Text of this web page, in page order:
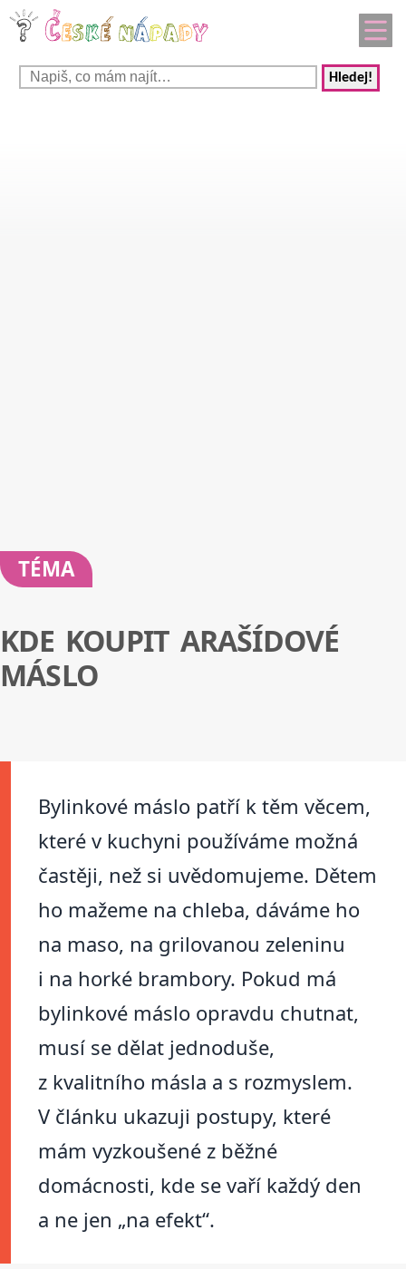
Hledej!
TÉMA
KDE KOUPIT ARAŠÍDOVÉ
MÁSLO
Bylinkové máslo patří k těm věcem,
které v kuchyni používáme možná
častěji, než si uvědomujeme. Dětem
ho mažeme na chleba, dáváme ho
na maso, na grilovanou zeleninu
i na horké brambory. Pokud má
bylinkové máslo opravdu chutnat,
musí se dělat jednoduše,
z kvalitního másla a s rozmyslem.
V článku ukazuji postupy, které
mám vyzkoušené z běžné
domácnosti, kde se vaří každý den
a ne jen „na efekt“.